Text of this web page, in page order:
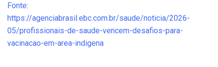
Fonte:
https://agenciabrasil.ebc.com.br/saude/noticia/2026-
05/profissionais-de-saude-vencem-desafios-para-
vacinacao-em-area-indigena